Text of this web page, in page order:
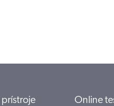
prístroje Online